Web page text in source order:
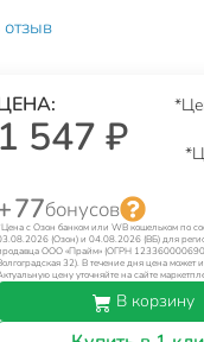
отзыв
1 547 ₽
77бонусов
с Озон банком или WB кошельком по
(Озон) и 04.08.2026 (ВБ) для
ООО «Прайм» (ОГРН
32). В течение дня цена может
цену уточняйте на сайте
В корзину